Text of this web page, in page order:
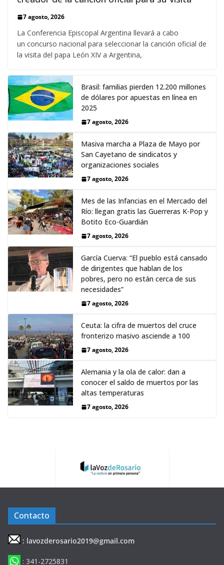
7 agosto, 2026
La Conferencia Episcopal Argentina llevará a cabo
un concurso nacional para seleccionar la canción oficial de
la visita del papa León XIV a Argentina,
Brasil: familias pierden 12.200 millones
de dólares por apuestas en línea en
2025
7 agosto, 2026
Masiva marcha a Plaza de Mayo por
San Cayetano de sindicatos y
organizaciones sociales
7 agosto, 2026
Mes de las Infancias en el Mercado del
Río: llegan gratis las Guerreras K-Pop y
Botito Eco-Guardián
7 agosto, 2026
García Cuerva: “El pueblo está cansado
de dirigentes que hablan de los
pobres, pero no están cerca de sus
necesidades”
7 agosto, 2026
Ceuta: la cifra de muertos del cruce
fronterizo masivo asciende a 100
7 agosto, 2026
Alemania y la ola de calor: dan a
conocer el saldo de muertos por las
altas temperaturas
7 agosto, 2026
Contacto
: lavozderosario2019@gmail.com
: 341-2725831